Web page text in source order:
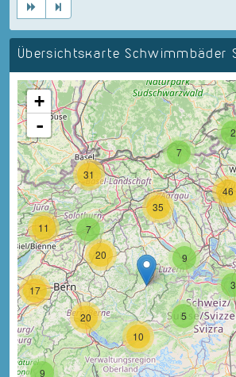
Übersichtskarte Schwimmbäder
9
5
3
11 7
31
9
17
10
20
20
7
2
35
46
+
-